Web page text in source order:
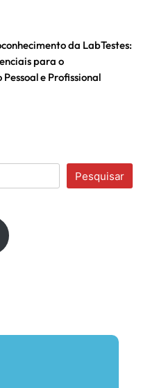
da LabTestes:
para o
e Profissional
Pesquisar